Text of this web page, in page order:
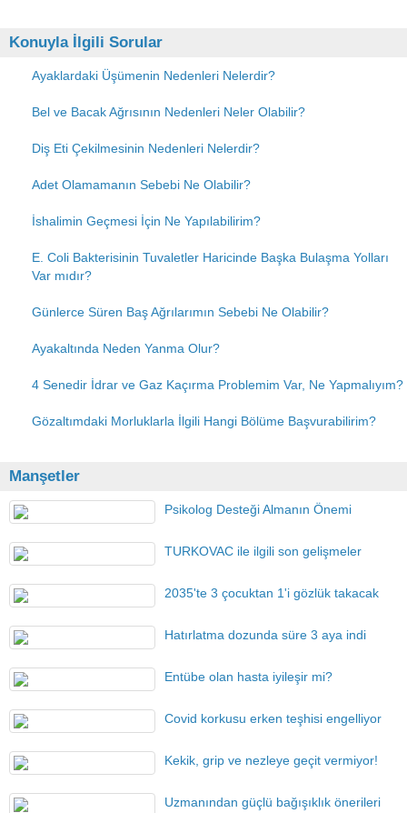
Konuyla İlgili Sorular
Ayaklardaki Üşümenin Nedenleri Nelerdir?
Bel ve Bacak Ağrısının Nedenleri Neler Olabilir?
Diş Eti Çekilmesinin Nedenleri Nelerdir?
Adet Olamamanın Sebebi Ne Olabilir?
İshalimin Geçmesi İçin Ne Yapılabilirim?
E. Coli Bakterisinin Tuvaletler Haricinde Başka Bulaşma Yolları
Var mıdır?
Günlerce Süren Baş Ağrılarımın Sebebi Ne Olabilir?
Ayakaltında Neden Yanma Olur?
4 Senedir İdrar ve Gaz Kaçırma Problemim Var, Ne Yapmalıyım?
Gözaltımdaki Morluklarla İlgili Hangi Bölüme Başvurabilirim?
Manşetler
Psikolog Desteği Almanın Önemi
TURKOVAC ile ilgili son gelişmeler
2035'te 3 çocuktan 1'i gözlük takacak
Hatırlatma dozunda süre 3 aya indi
Entübe olan hasta iyileşir mi?
Covid korkusu erken teşhisi engelliyor
Kekik, grip ve nezleye geçit vermiyor!
Uzmanından güçlü bağışıklık önerileri